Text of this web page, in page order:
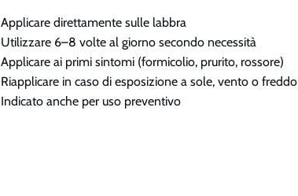
Applicare direttamente sulle labbra
Utilizzare 6–8 volte al giorno secondo necessità
Applicare ai primi sintomi (formicolio, prurito, rossore)
Riapplicare in caso di esposizione a sole, vento o freddo
Indicato anche per uso preventivo